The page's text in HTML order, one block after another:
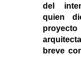
del
quien
breve